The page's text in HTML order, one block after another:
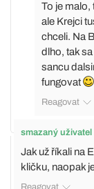
To je malo,
ale Krejci
chceli. Na
dlho, tak
sancu
fungovat
Reagovat
smazaný uživatel
Jak už říkali na
kličku, naopak
Reagovat